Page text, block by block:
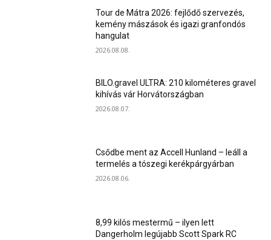
Tour de Mátra 2026: fejlődő szervezés,
kemény mászások és igazi granfondós
hangulat
2026.08.08.
BILO.gravel ULTRA: 210 kilométeres gravel
kihívás vár Horvátországban
2026.08.07.
Csődbe ment az Accell Hunland – leáll a
termelés a tószegi kerékpárgyárban
2026.08.06.
8,99 kilós mestermű – ilyen lett
Dangerholm legújabb Scott Spark RC